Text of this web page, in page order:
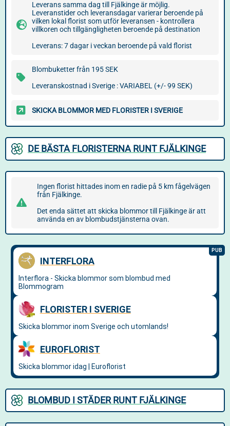
Leverans samma dag till Fjälkinge är möjlig.
Leveranstider och leveransdagar varierar beroende på
vilken lokal florist som utför leveransen - kontrollera
villkoren och tillgängligheten beroende på destination
Leverans: 7 dagar i veckan beroende på vald florist
Blombuketter från 195 SEK
Leveranskostnad i Sverige : VARIABEL (+/- 99 SEK)
SKICKA BLOMMOR MED FLORISTER I SVERIGE
DE BÄSTA FLORISTERNA RUNT FJÄLKINGE
Ingen florist hittades inom en radie på 5 km fågelvägen
från Fjälkinge.
Det enda sättet att skicka blommor till Fjälkinge är att
använda en av blombudstjänsterna ovan.
BLOMBUD I STÄDER RUNT FJÄLKINGE